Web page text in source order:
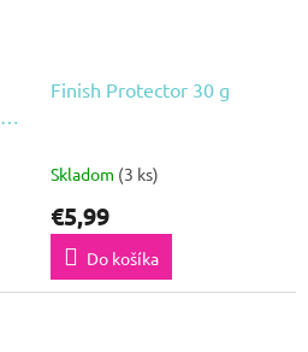
Finish Protector 30 g
Skladom (3 ks)
€5,99
Do košíka